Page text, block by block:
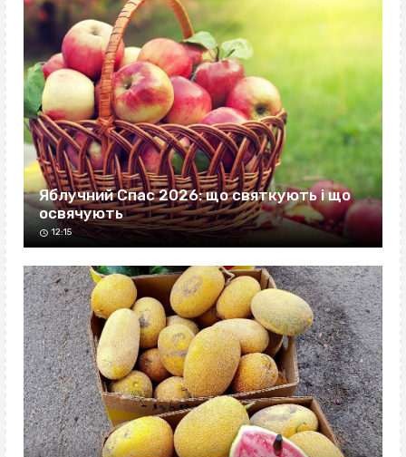
Яблучний Спас 2026: що святкують і що
освячують
12:15